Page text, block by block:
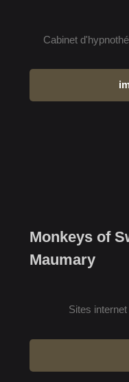
Cabinet
Monkeys of
Maumary
Sites